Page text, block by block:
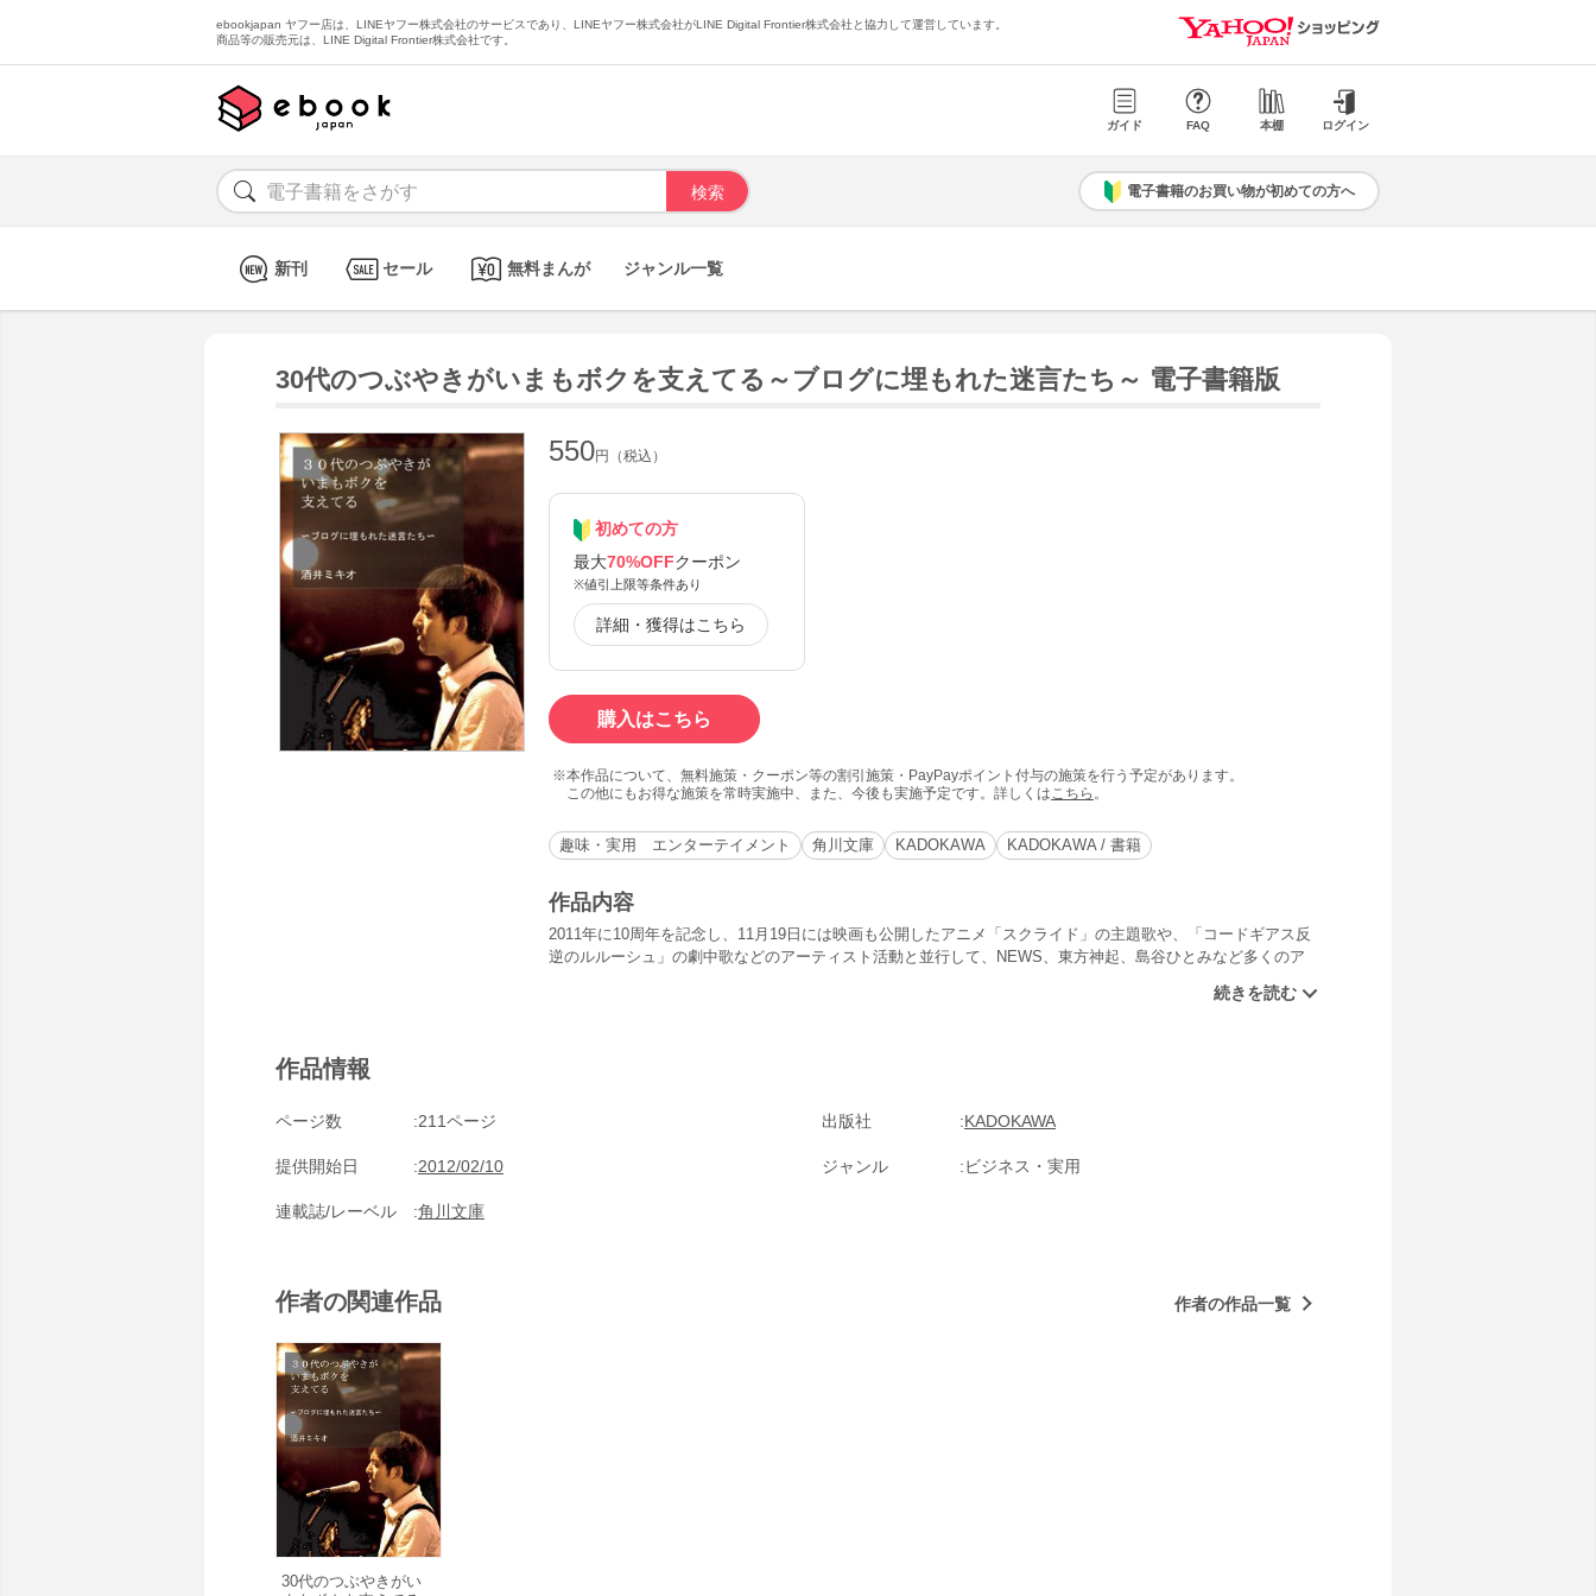
ebookjapan ヤフー店は、LINEヤフー株式会社のサービスであり、LINEヤフー株式会社がLINE Digital Frontier株式会社と協力して運営しています。
商品等の販売元は、LINE Digital Frontier株式会社です。
ガイド FAQ 本棚 ログイン
電子書籍のお買い物が初めての方へ
新刊 セール 無料まんが ジャンル一覧
30代のつぶやきがいまもボクを支えてる～ブログに埋もれた迷言たち～ 電子書籍版
550円（税込）
初めての方
最大70%OFFクーポン
※値引上限等条件あり
詳細・獲得はこちら
購入はこちら
本作品について、無料施策・クーポン等の割引施策・PayPayポイント付与の施策を行う予定があります。
この他にもお得な施策を常時実施中、また、今後も実施予定です。詳しくは こちら 。
趣味・実用 エンターテイメント 角川文庫 KADOKAWA KADOKAWA / 書籍
作品内容
2011年に10周年を記念し、11月19日には映画も公開したアニメ「スクライド」の主題歌や、「コードギアス反
逆のルルーシュ」の劇中歌などのアーティスト活動と並行して、NEWS、東方神起、島谷ひとみなど多くのア
作品情報
ページ数 211ページ 出版社 KADOKAWA
提供開始日 2012/02/10 ジャンル ビジネス・実用
連載誌/レーベル 角川文庫
作者の関連作品 作者の作品一覧
30代のつぶやきがい